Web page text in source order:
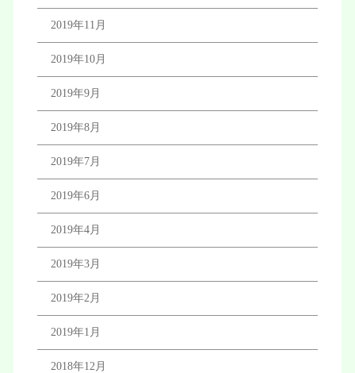
2019年11月
2019年10月
2019年9月
2019年8月
2019年7月
2019年6月
2019年4月
2019年3月
2019年2月
2019年1月
2018年12月